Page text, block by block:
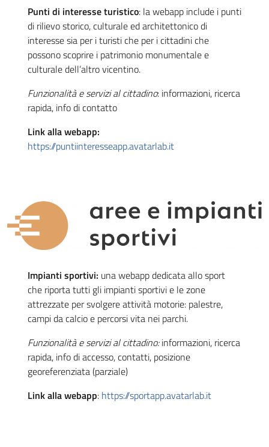
Punti di interesse turistico: la webapp include i punti
di rilievo storico, culturale ed architettonico di
interesse sia per i turisti che per i cittadini che
possono scoprire i patrimonio monumentale e
culturale dell’altro vicentino.
Funzionalità e servizi al cittadino: informazioni, ricerca
rapida, info di contatto
Link alla webapp:
https://puntiinteresseapp.avatarlab.it
Impianti sportivi: una webapp dedicata allo sport
che riporta tutti gli impianti sportivi e le zone
attrezzate per svolgere attività motorie: palestre,
campi da calcio e percorsi vita nei parchi.
Funzionalità e servizi al cittadino:informazioni, ricerca
rapida, info di accesso, contatti, posizione
georeferenziata (parziale)
Link alla webapp: https://sportapp.avatarlab.it